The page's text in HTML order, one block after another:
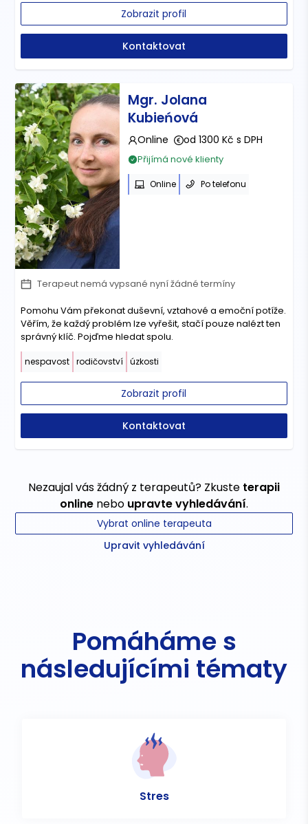
Zobrazit profil
Kontaktovat
Mgr. Jolana
Kubieńová
Online od 1300 Kč s DPH
Přijímá nové klienty
Online Po telefonu
Terapeut nemá vypsané nyní žádné termíny
Pomohu Vám překonat duševní, vztahové a emoční potíže.
Věřím, že každý problém lze vyřešit, stačí pouze nalézt ten
správný klíč. Pojďme hledat spolu.
nespavost rodičovství úzkosti
Zobrazit profil
Kontaktovat
Nezaujal vás žádný z terapeutů? Zkuste terapii
online nebo upravte vyhledávání.
Vybrat online terapeuta
Upravit vyhledávání
Pomáháme s
následujícími tématy
Stres